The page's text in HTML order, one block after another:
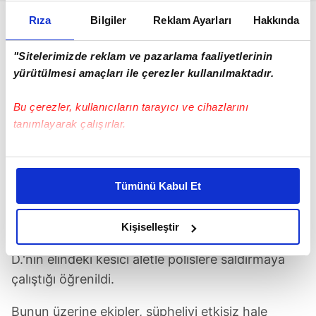
Rıza Bilgiler Reklam Ayarları Hakkında
"Sitelerimizde reklam ve pazarlama faaliyetlerinin
yürütülmesi amaçları ile çerezler kullanılmaktadır.
Bu çerezler, kullanıcıların tarayıcı ve cihazlarını
tanımlayarak çalışırlar.
Bu çerezlere izin vermeniz halinde sizlere özel
daha iyi reklam deneyimi yaşatabiliriz. Bunu yaparken
amacımızın size daha iyi bir reklam deneyimi sunmak
olduğunu ve sizlere en iyi içerikleri sunabilmek adına
elimizden gelen çabayı gösterdiğimizi ve bu noktada,
reklamların maliyetlerimizi karşılamak noktasında tek gelir
kalemimiz olduğunu sizlere hatırlatmak isteriz.
Her halükârda, kullanıcılar, bu çerezlere izin vermedikleri
Tümünü Kabul Et
Kişiselleştir
POLİSE BIÇAKLA SALDIRMAYA ÇALIŞTI
Polis ekiplerinin müdahalesi sırasında Fahrican
D.'nin elindeki kesici aletle polislere saldırmaya
çalıştığı öğrenildi.
Bunun üzerine ekipler, şüpheliyi etkisiz hale